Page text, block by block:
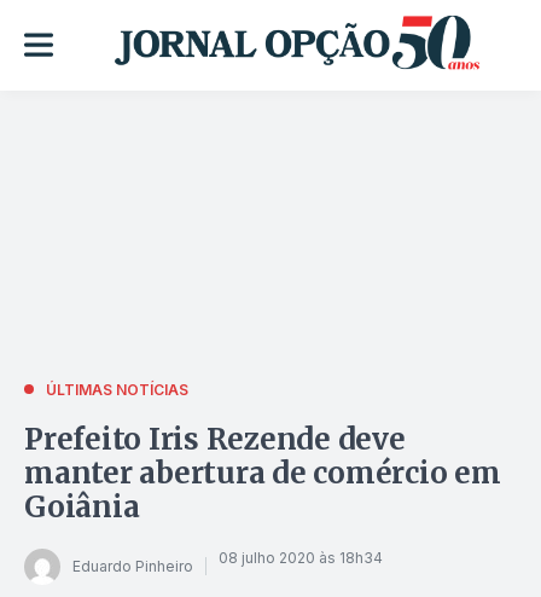
ÚLTIMAS NOTÍCIAS
Prefeito Iris Rezende deve
manter abertura de comércio em
Goiânia
Eduardo Pinheiro 08 julho 2020 às 18h34